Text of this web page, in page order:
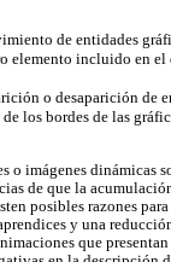
de entidades
elemento incluido en el
o desaparición de
los bordes de las
imágenes dinámicas
de que la
posibles razones
y una
que